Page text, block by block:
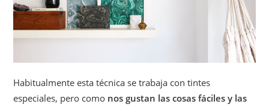
Habitualmente esta técnica se trabaja con tintes
especiales, pero como nos gustan las cosas fáciles y las